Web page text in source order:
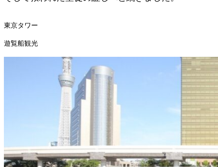
東京タワー
遊覧船観光